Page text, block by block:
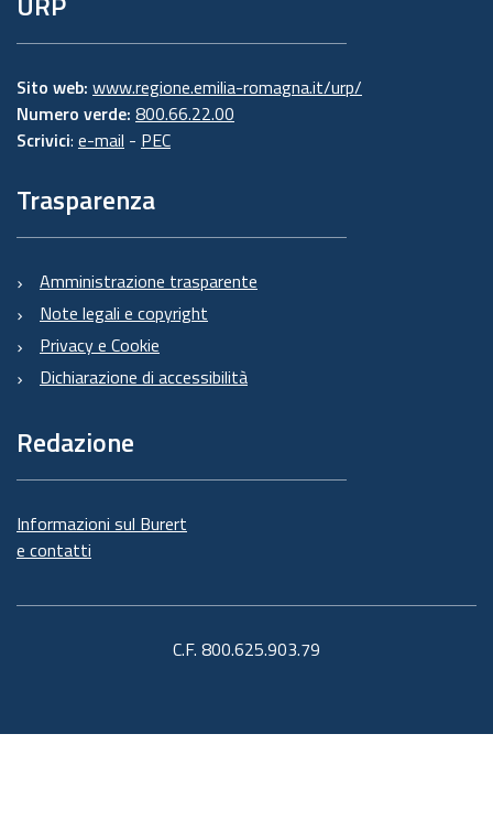
Sito web: www.regione.emilia-romagna.it/urp/
Numero verde: 800.66.22.00
Scrivici: e-mail - PEC
Trasparenza
Amministrazione trasparente
Note legali e copyright
Privacy e Cookie
Dichiarazione di accessibilità
Redazione
Informazioni sul Burert
e contatti
C.F. 800.625.903.79